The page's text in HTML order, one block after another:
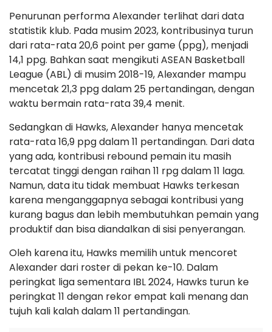
Penurunan performa Alexander terlihat dari data
statistik klub. Pada musim 2023, kontribusinya turun
dari rata-rata 20,6 point per game (ppg), menjadi
14,1 ppg. Bahkan saat mengikuti ASEAN Basketball
League (ABL) di musim 2018-19, Alexander mampu
mencetak 21,3 ppg dalam 25 pertandingan, dengan
waktu bermain rata-rata 39,4 menit.
Sedangkan di Hawks, Alexander hanya mencetak
rata-rata 16,9 ppg dalam 11 pertandingan. Dari data
yang ada, kontribusi rebound pemain itu masih
tercatat tinggi dengan raihan 11 rpg dalam 11 laga.
Namun, data itu tidak membuat Hawks terkesan
karena menganggapnya sebagai kontribusi yang
kurang bagus dan lebih membutuhkan pemain yang
produktif dan bisa diandalkan di sisi penyerangan.
Oleh karena itu, Hawks memilih untuk mencoret
Alexander dari roster di pekan ke-10. Dalam
peringkat liga sementara IBL 2024, Hawks turun ke
peringkat 11 dengan rekor empat kali menang dan
tujuh kali kalah dalam 11 pertandingan.